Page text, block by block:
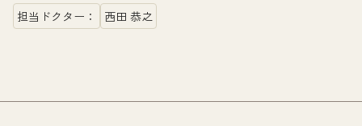
担当ドクター： 西田 恭之